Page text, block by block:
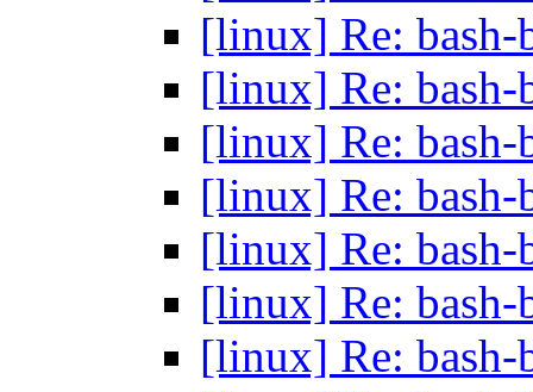
[linux] Re:
[linux] Re:
[linux] Re:
[linux] Re:
[linux] Re:
[linux] Re:
[linux] Re: